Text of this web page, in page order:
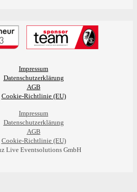
Impressum
Datenschutzerklärung
AGB
Cookie-Richtlinie (EU)
Impressum
Datenschutzerklärung
AGB
Cookie-Richtlinie (EU)
Live Eventsolutions GmbH